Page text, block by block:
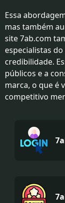
Essa
mas também
site 7ab.com
especialistas
credibilidade.
públicos e a
marca, o que é
competitivo